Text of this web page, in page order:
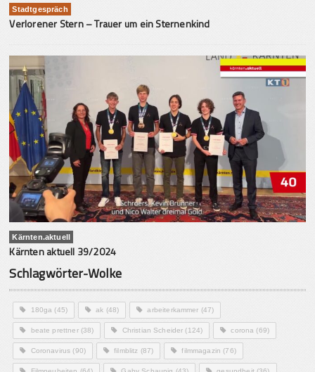
Stadtgespräch
Verlorener Stern – Trauer um ein Sternenkind
Kärnten.aktuell
Kärnten aktuell 39/2024
Schlagwörter-Wolke
180ga (45) ak (48) arbeiterkammer (47)
beate prettner(38) Christian Scheider (124) corona (69)
Coronavirus (90) filmblitz (87) filmmagazin (76)